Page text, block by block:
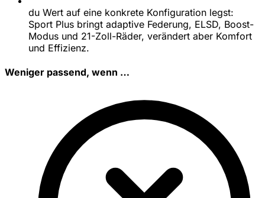
du Wert auf eine konkrete Konfiguration legst:
Sport Plus bringt adaptive Federung, ELSD, Boost-
Modus und 21-Zoll-Räder, verändert aber Komfort
und Effizienz.
Weniger passend, wenn …